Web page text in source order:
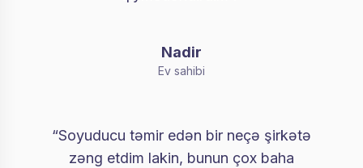
Nadir
Ev sahibi
“Soyuducu təmir edən bir neçə şirkətə
zəng etdim lakin, bunun çox baha